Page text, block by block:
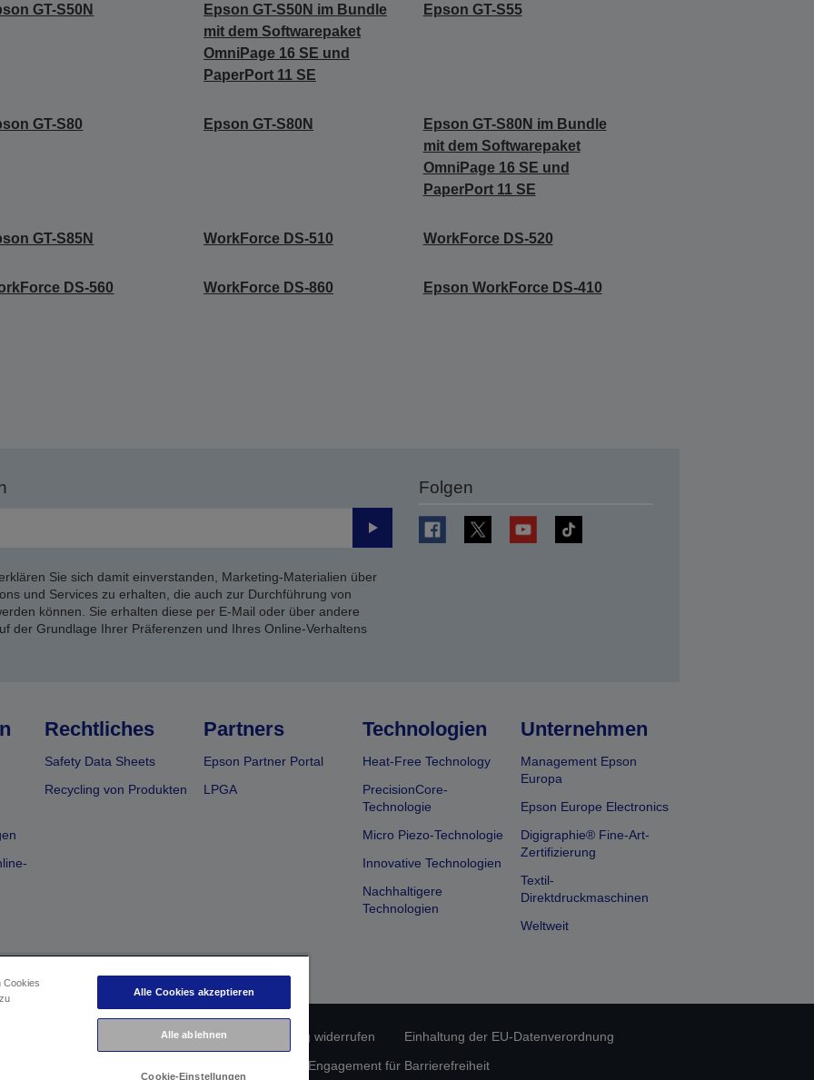
GT-S50N
Epson GT-S50N im Bundle
mit dem Softwarepaket
OmniPage 16 SE und
PaperPort 11 SE
Epson GT-S55
GT-S80 Epson GT-S80N
Epson GT-S80N im Bundle
mit dem Softwarepaket
OmniPage 16 SE und
PaperPort 11 SE
GT-S85N WorkForce DS-510 WorkForce DS-520
DS-560 WorkForce DS-860 Epson WorkForce DS-410
Senden
Sie sich damit einverstanden, Marketing-Materialien über
und Services zu erhalten, die auch zur Durchführung von
können. Sie erhalten diese per E-Mail oder über andere
der Grundlage Ihrer Präferenzen und Ihres Online-Verhaltens
Folgen
Rechtliches
Safety Data Sheets
Recycling von Produkten
Partners
Epson Partner Portal
LPGA
Technologien
Heat-Free Technology
PrecisionCore-
Technologie
Micro Piezo-Technologie
Innovative Technologien
Nachhaltigere
Technologien
Unternehmen
Management Epson
Europa
Epson Europe Electronics
Digigraphie® Fine-Art-
Zertifizierung
Textil-
Direktdruckmaschinen
Weltweit
Datenschutzerklärung Vertrag widerrufen
Einhaltung der EU-Datenverordnung
Epson Engagement für Barrierefreiheit
Cookies
Alle Cookies akzeptieren
Alle ablehnen
Cookie-Einstellungen